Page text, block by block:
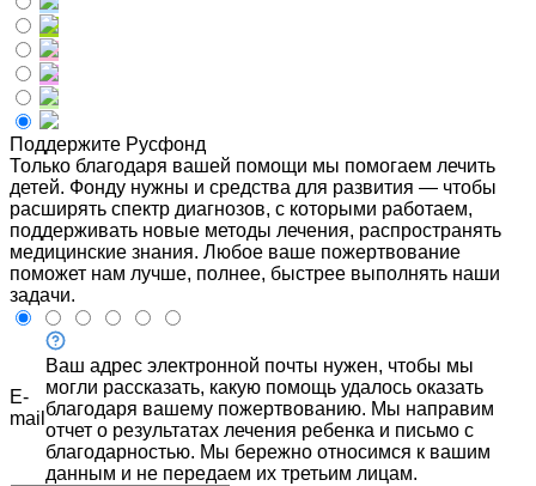
Поддержите Русфонд
Только благодаря вашей помощи мы помогаем лечить
детей. Фонду нужны и средства для развития — чтобы
расширять спектр диагнозов, с которыми работаем,
поддерживать новые методы лечения, распространять
медицинские знания. Любое ваше пожертвование
поможет нам лучше, полнее, быстрее выполнять наши
задачи.
E-
mail
Ваш адрес электронной почты нужен, чтобы мы
могли рассказать, какую помощь удалось оказать
благодаря вашему пожертвованию. Мы направим
отчет о результатах лечения ребенка и письмо с
благодарностью. Мы бережно относимся к вашим
данным и не передаем их третьим лицам.